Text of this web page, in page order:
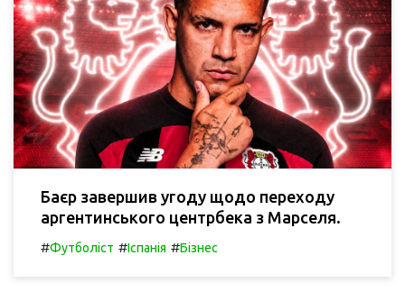
Баєр завершив угоду щодо переходу
аргентинського центрбека з Марселя.
#Футболіст #Іспанія #Бізнес